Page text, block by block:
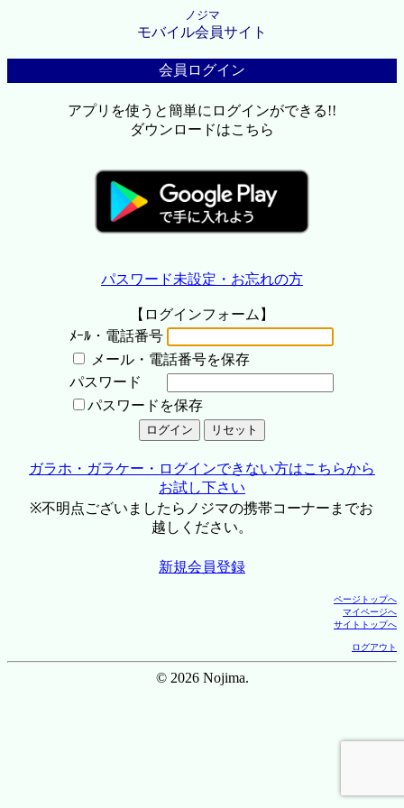
ノジマ
モバイル会員サイト
会員ログイン
アプリを使うと簡単にログインができる!!
ダウンロードはこちら
パスワード未設定・お忘れの方
【ログインフォーム】
ﾒｰﾙ・電話番号
メール・電話番号を保存
パスワード
パスワードを保存
ガラホ・ガラケー・ログインできない方はこちらから
お試し下さい
※不明点ございましたらノジマの携帯コーナーまでお
越しください。
新規会員登録
ページトップへ
マイページへ
サイトトップへ
ログアウト
© 2026 Nojima.